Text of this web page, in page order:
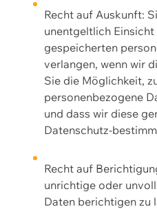
Recht auf Auskunft:
unentgeltlich Einsicht
gespeicherten
verlangen, wenn wir
Sie die Möglichkeit,
personenbezogene
und dass wir diese
Datenschutz-
Recht auf
unrichtige oder
Daten berichtigen zu